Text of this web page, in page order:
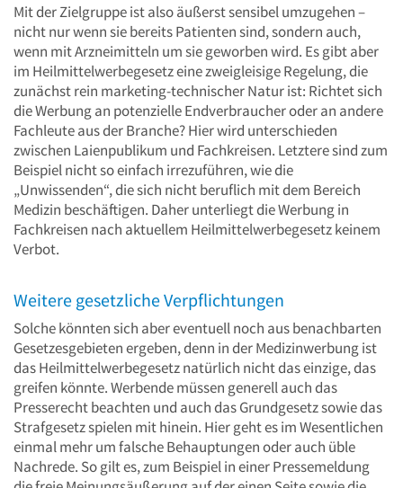
Mit der Zielgruppe ist also äußerst sensibel umzugehen –
nicht nur wenn sie bereits Patienten sind, sondern auch,
wenn mit Arzneimitteln um sie geworben wird. Es gibt aber
im Heilmittelwerbegesetz eine zweigleisige Regelung, die
zunächst rein marketing-technischer Natur ist: Richtet sich
die Werbung an potenzielle Endverbraucher oder an andere
Fachleute aus der Branche? Hier wird unterschieden
zwischen Laienpublikum und Fachkreisen. Letztere sind zum
Beispiel nicht so einfach irrezuführen, wie die
„Unwissenden“, die sich nicht beruflich mit dem Bereich
Medizin beschäftigen. Daher unterliegt die Werbung in
Fachkreisen nach aktuellem Heilmittelwerbegesetz keinem
Verbot.
Weitere gesetzliche Verpflichtungen
Solche könnten sich aber eventuell noch aus benachbarten
Gesetzesgebieten ergeben, denn in der Medizinwerbung ist
das Heilmittelwerbegesetz natürlich nicht das einzige, das
greifen könnte. Werbende müssen generell auch das
Presserecht beachten und auch das Grundgesetz sowie das
Strafgesetz spielen mit hinein. Hier geht es im Wesentlichen
einmal mehr um falsche Behauptungen oder auch üble
Nachrede. So gilt es, zum Beispiel in einer Pressemeldung